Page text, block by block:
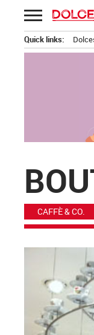
Passa
al
contenuto
Quick links:
CAFFÈ & CO.